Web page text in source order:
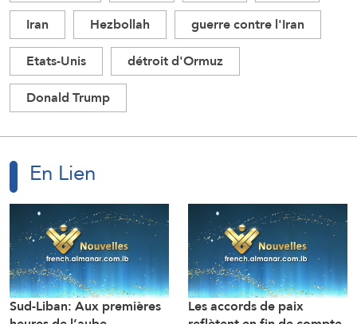
Iran
Hezbollah
guerre contre l'Iran
Etats-Unis
détroit d'Ormuz
Donald Trump
En Lien
Sud-Liban: Aux premières Les accords de paix